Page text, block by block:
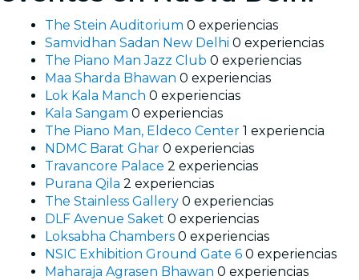
The Stein Auditorium 0 experiencias
Samvidhan Sadan New Delhi 0 experiencias
The Piano Man Jazz Club 0 experiencias
Maa Sharda Bhawan 0 experiencias
Lok Kala Manch 0 experiencias
Kala Sangam 0 experiencias
The Piano Man, Eldeco Center 1 experiencia
NDMC Barat Ghar 0 experiencias
Travancore Palace 2 experiencias
Purana Qila 2 experiencias
The Stainless Gallery 0 experiencias
DLF Avenue Saket 0 experiencias
Loksabha Chambers 0 experiencias
NSIC Exhibition Ground Gate 6 0 experiencias
Maharaja Agrasen Bhawan 0 experiencias